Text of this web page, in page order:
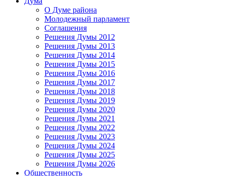
О Думе района
Молодежный парламент
Соглашения
Решения Думы 2012
Решения Думы 2013
Решения Думы 2014
Решения Думы 2015
Решения Думы 2016
Решения Думы 2017
Решения Думы 2018
Решения Думы 2019
Решения Думы 2020
Решения Думы 2021
Решения Думы 2022
Решения Думы 2023
Решения Думы 2024
Решения Думы 2025
Решения Думы 2026
Общественность